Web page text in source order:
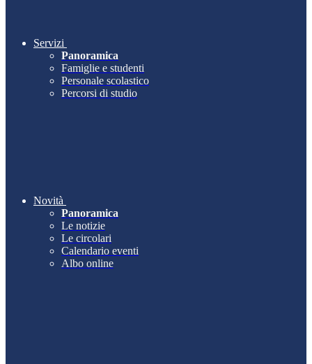
Servizi
Panoramica
Famiglie e studenti
Personale scolastico
Percorsi di studio
Novità
Panoramica
Le notizie
Le circolari
Calendario eventi
Albo online